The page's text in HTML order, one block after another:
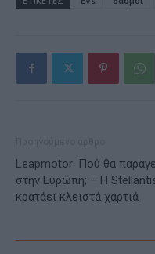
Leapmotor: Πού θα
στην Ευρώπη; – Η
κρατάει κλειστά χαρτιά